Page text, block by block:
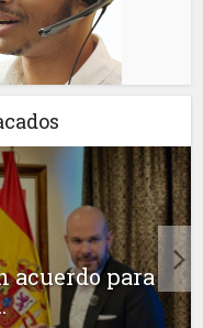
acuerdo para